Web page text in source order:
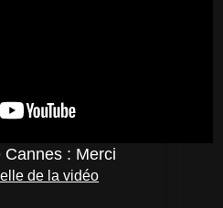
Cannes : Merci
de la vidéo